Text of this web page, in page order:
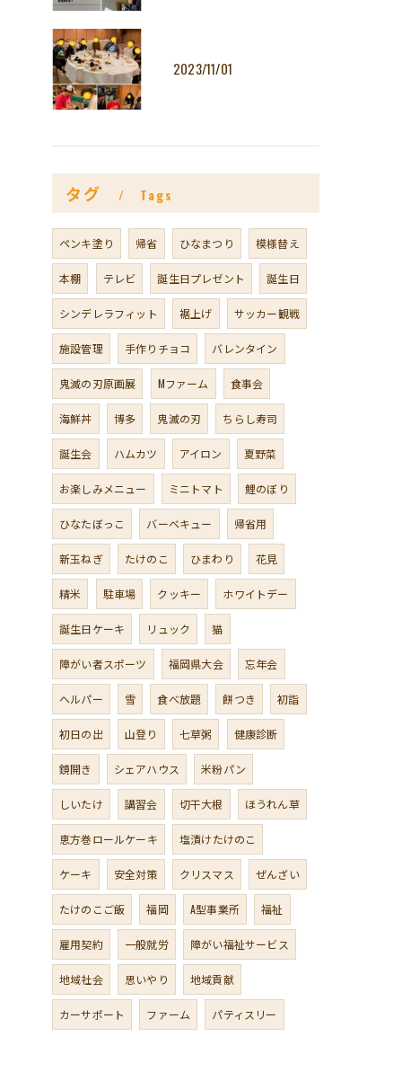
2023/11/01
タグ Tags
ペンキ塗り 帰省 ひなまつり 模様替え
本棚 テレビ 誕生日プレゼント 誕生日
シンデレラフィット 裾上げ サッカー観戦
施設管理 手作りチョコ バレンタイン
鬼滅の刃原画展 Mファーム 食事会
海鮮丼 博多 鬼滅の刃 ちらし寿司
誕生会 ハムカツ アイロン 夏野菜
お楽しみメニュー ミニトマト 鯉のぼり
ひなたぼっこ バーベキュー 帰省用
新玉ねぎ たけのこ ひまわり 花見
精米 駐車場 クッキー ホワイトデー
誕生日ケーキ リュック 猫
障がい者スポーツ 福岡県大会 忘年会
ヘルパー 雪 食べ放題 餅つき 初詣
初日の出 山登り 七草粥 健康診断
鏡開き シェアハウス 米粉パン
しいたけ 講習会 切干大根 ほうれん草
恵方巻ロールケーキ 塩漬けたけのこ
ケーキ 安全対策 クリスマス ぜんざい
たけのこご飯 福岡 A型事業所 福祉
雇用契約 一般就労 障がい福祉サービス
地域社会 思いやり 地域貢献
カーサポート ファーム パティスリー